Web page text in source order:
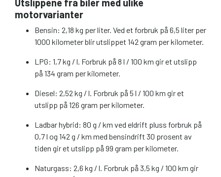
Utslippene fra biler med ulike
motorvarianter
Bensin: 2,18 kg per liter. Ved et forbruk på 6,5 liter per
1000 kilometer blir utslippet 142 gram per kilometer.
LPG: 1,7 kg / l. Forbruk på 8 l / 100 km gir et utslipp
på 134 gram per kilometer.
Diesel: 2,52 kg / l. Forbruk på 5 l / 100 km gir et
utslipp på 126 gram per kilometer.
Ladbar hybrid: 80 g / km ved eldrift pluss forbruk på
0,7 l og 142 g / km med bensindrift 30 prosent av
tiden gir et utslipp på 99 gram per kilometer.
Naturgass: 2,6 kg / l. Forbruk på 3,5 kg / 100 km gir